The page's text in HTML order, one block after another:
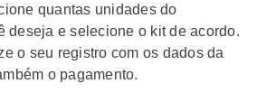
quantas unidades do
deseja e selecione o kit de acordo.
o seu registro com os dados da
o pagamento.